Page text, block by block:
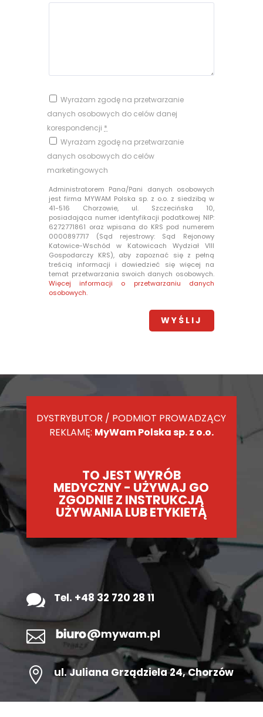
Wyrażam zgodę na przetwarzanie
danych osobowych do celów danej
korespondencji *
Wyrażam zgodę na przetwarzanie
danych osobowych do celów
marketingowych
Administratorem Pana/Pani danych osobowych
jest firma MYWAM Polska sp. z o.o. z siedzibą w
41-516 Chorzowie, ul. Szczecińska 10,
posiadająca numer identyfikacji podatkowej NIP:
6272771861 oraz wpisana do KRS pod numerem
0000897717 (Sąd rejestrowy: Sąd Rejonowy
Katowice-Wschód w Katowicach Wydział VIII
Gospodarczy KRS), aby zapoznać się z pełną
treścią informacji i dowiedzieć się więcej na
temat przetwarzania swoich danych osobowych.
Więcej informacji o przetwarzaniu danych
osobowych.
DYSTRYBUTOR / PODMIOT PROWADZĄCY
REKLAMĘ: MyWam Polska sp. z o.o.
TO JEST WYRÓB
MEDYCZNY - UŻYWAJ GO
ZGODNIE Z INSTRUKCJĄ
UŻYWANIA LUB ETYKIETĄ
 Tel. +48 32 720 28 11

 ul.Juliana Grządziela 24, Chorzów